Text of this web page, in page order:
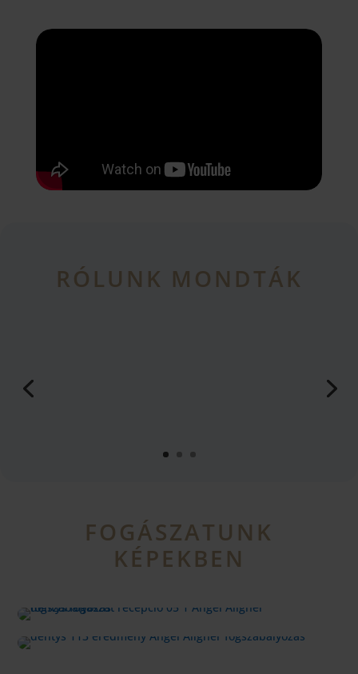
RÓLUNK MONDTÁK
megnyugtató volt. Ezentúl ide fogok járni ellenőrzésre
FOGÁSZATUNK
KÉPEKBEN